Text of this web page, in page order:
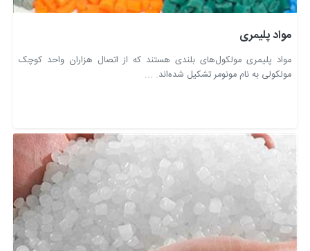
مواد پلیمری
مواد پلیمری مولکول‌های بلندی هستند که از اتصال هزاران واحد کوچک
مولکولی به نام مونومر تشکیل شده‌اند. ...